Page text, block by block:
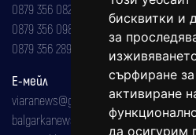
бисквитки и
за
сърфиране
активиране
да осигурим
0879 356 082
0879 356 098
0879 356 289
Е-мейл
viaranews@gmail.com
balgarkanews@gmail.com